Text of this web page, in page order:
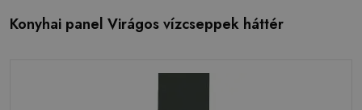
Konyhai panel Virágos vízcseppek háttér